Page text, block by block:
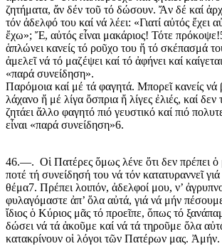
ζητήματα, ἄν δέν τοῦ τό δώσουν. Ἄν δέ καί
τόν ἀδελφό του καί νά λέει: «Γιατί αὐτός ἔχει
ἔχω»; Ἔ, αὐτός εἶναι μακάριος! Τότε
ἁπλώνει κανείς τό ροῦχο του ἤ τό σκέπασμά
ἀμελεῖ νά τό μαζέψει καί τό ἀφήνει καί
«παρά συνείδηση».
Παρόμοια καί μέ τά φαγητά. Μπορεῖ κανείς νά
λάχανο ἤ μέ λίγα ὄσπρια ἤ λίγες ἐλιές, καί
ζητάει ἄλλο φαγητό πιό γευστικό καί πιό
εἶναι «παρά συνείδηση»6.
46.—. Οἱ Πατέρες ὅμως λένε ὅτι δεν πρέπει ὁ
ποτέ τή συνείδησή του νά τόν κατατυραννεῖ
θέμα7. Πρέπει λοιπόν, ἀδελφοί μου, ν’
φυλαγόμαστε ἀπ’ ὅλα αὐτά, γιά νά μήν
ἴδιος ὁ Κύριος μᾶς τό προεῖπε, ὅπως τό
δώσει νά τά ἀκοῦμε καί νά τά τηροῦμε ὅλα
κατακρίνουν οἱ λόγοι τῶν Πατέρων μας. Ἀμήν.